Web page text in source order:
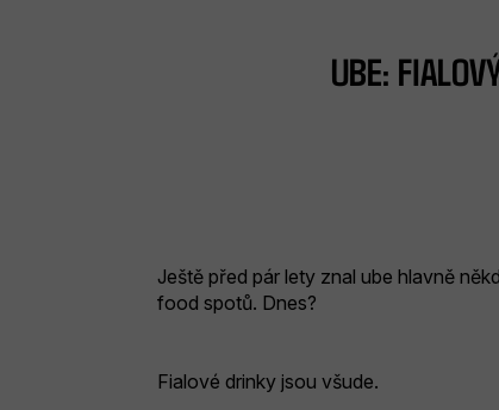
UBE:
Ještě před pár lety znal ube hlavně
food spotů. Dnes?
Fialové drinky jsou všude.